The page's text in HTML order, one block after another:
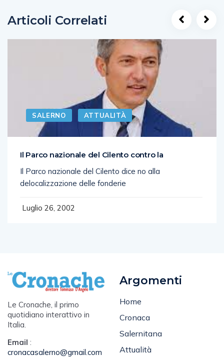
Articoli Correlati
SALERNO ATTUALITÀ
Il Parco nazionale del Cilento contro la
Il Parco nazionale del Cilento dice no alla
delocalizzazione delle fonderie
Luglio 26, 2002
Le Cronache, il primo
quotidiano interattivo in
Italia.
Email :
cronacasalerno@gmail.com
Argomenti
Home
Cronaca
Salernitana
Attualità